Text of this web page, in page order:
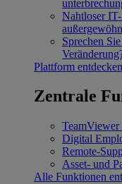
Nahtloser
Sprechen
Plattform entdecken
Zentrale
Digital
Remote-
Asset- und
Alle Funktionen